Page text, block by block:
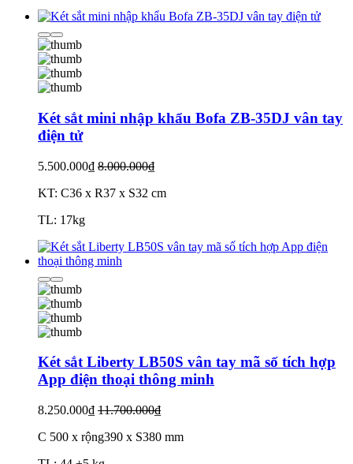
Két sắt mini nhập khẩu Bofa ZB-35DJ vân tay
điện tử
5.500.000₫ 8.000.000₫
KT: C36 x R37 x S32 cm
TL: 17kg
Két sắt Liberty LB50S vân tay mã số tích hợp
App điện thoại thông minh
8.250.000₫ 11.700.000₫
C 500 x rộng390 x S380 mm